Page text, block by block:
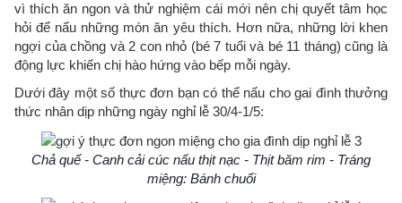
vì thích ăn ngon và thử nghiệm cái mới nên chị quyết tâm học
hỏi để nấu những món ăn yêu thích. Hơn nữa, những lời khen
ngợi của chồng và 2 con nhỏ (bé 7 tuổi và bé 11 tháng) cũng là
động lực khiến chị hào hứng vào bếp mỗi ngày.
Dưới đây một số thực đơn bạn có thể nấu cho gai đình thưởng
thức nhân dịp những ngày nghỉ lễ 30/4-1/5:
Chả quế - Canh cải cúc nấu thịt nạc - Thịt băm rim - Tráng
miệng: Bánh chuối